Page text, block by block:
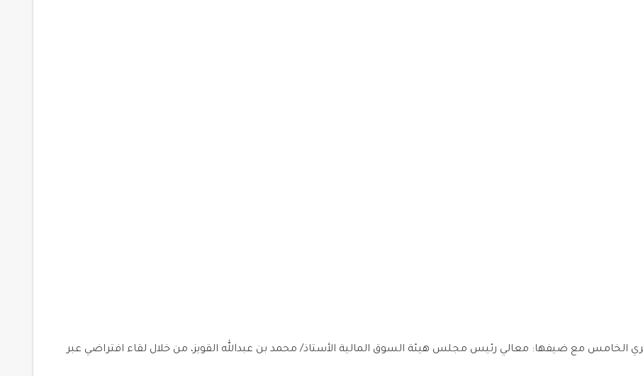
الخامس مع ضيفها: معالي رئيس مجلس هيئة السوق المالية الأستاذ/ محمد بن عبدالله القويز، من خلال لقاء افتراضي عبر